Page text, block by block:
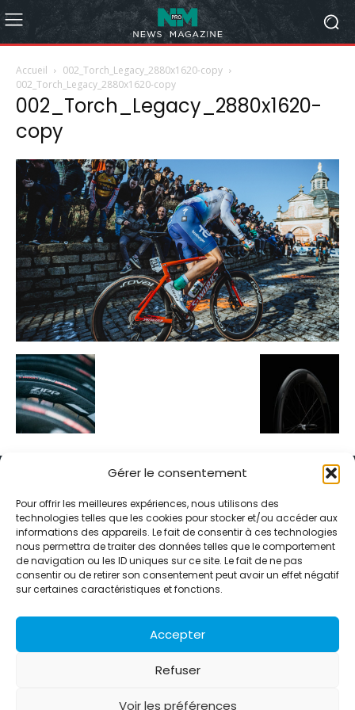
Gérer le consentement
Pour offrir les meilleures expériences, nous utilisons des
technologies telles que les cookies pour stocker et/ou accéder aux
informations des appareils. Le fait de consentir à ces technologies
nous permettra de traiter des données telles que le comportement
de navigation ou les ID uniques sur ce site. Le fait de ne pas
consentir ou de retirer son consentement peut avoir un effet négatif
sur certaines caractéristiques et fonctions.
Accepter
Refuser
Voir les préférences
Accueil
002_Torch_Legacy_2880x1620-copy
002_Torch_Legacy_2880x1620-copy
002_Torch_Legacy_2880x1620-
copy
Alternative Média est une agence de relations presse et de
relations publiques basée à Grenoble. Depuis 1995, elle conçoit et
pilote des stratégies de visibilité en France et à l’international
grâce à un réseau d’agences partenaires.